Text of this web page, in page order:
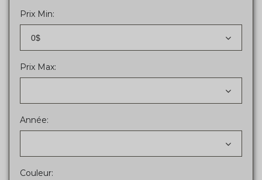
Prix Min:
0$
Prix Max:
Année:
Couleur: